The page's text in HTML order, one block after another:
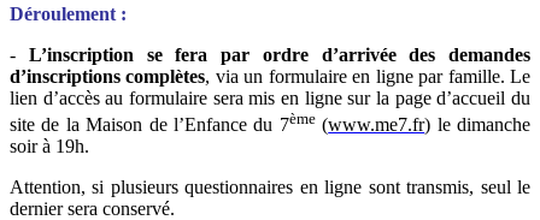
Déroulement :
- L’inscription se fera par ordre d’arrivée des demandes
d’inscriptions complètes, via un formulaire en ligne par famille. Le
lien d’accès au formulaire sera mis en ligne sur la page d’accueil du
site de la Maison de l’Enfance du 7ème(www.me7.fr) le dimanche
soir à 19h.
Attention, si plusieurs questionnaires en ligne sont transmis, seul le
dernier sera conservé.